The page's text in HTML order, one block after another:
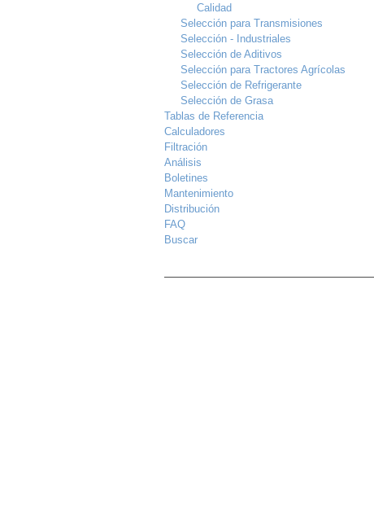
Calidad
Selección para Transmisiones
Selección - Industriales
Selección de Aditivos
Selección para Tractores Agrícolas
Selección de Refrigerante
Selección de Grasa
Tablas de Referencia
Calculadores
Filtración
Análisis
Boletines
Mantenimiento
Distribución
FAQ
Buscar